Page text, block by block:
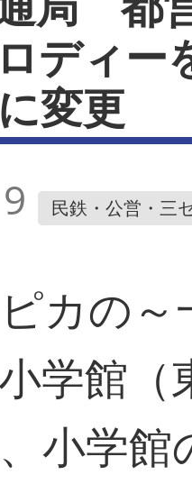
ディー
変更
民鉄・公営・三
カの
学館（
小学